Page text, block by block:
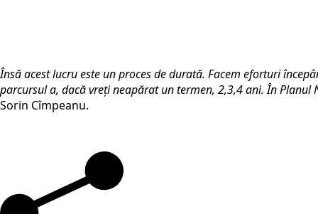
Însă acest lucru este un proces de durată. Facem eforturi
parcursul a, dacă vreți neapărat un termen, 2,3,4 ani. În
Sorin Cîmpeanu.